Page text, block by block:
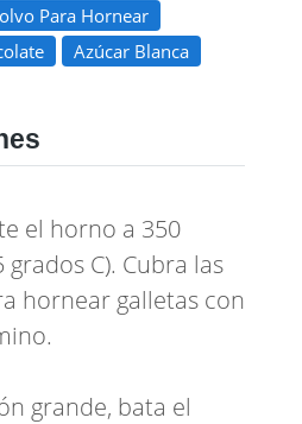
Para Hornear
Azúcar Blanca
el horno a 350
grados C). Cubra las
hornear galletas con
grande, bata el